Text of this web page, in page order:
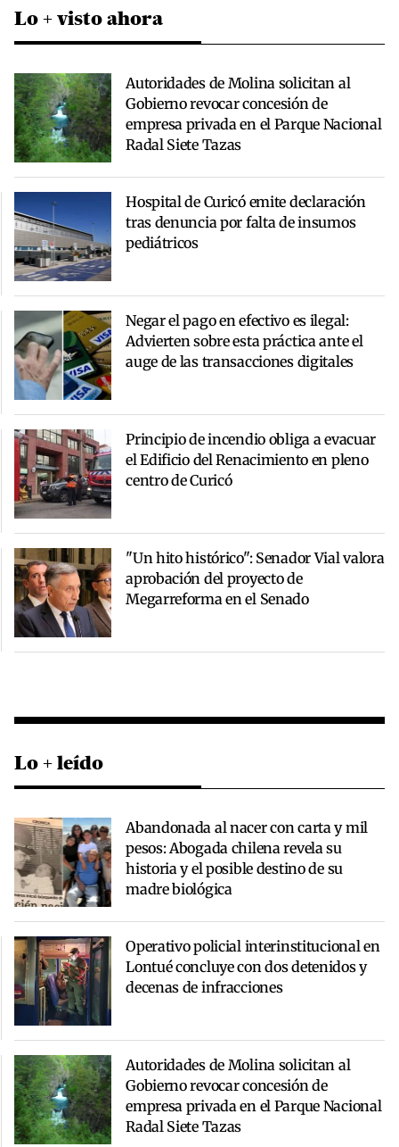
Lo + visto ahora
Autoridades de Molina solicitan al
Gobierno revocar concesión de
empresa privada en el Parque Nacional
Radal Siete Tazas
Hospital de Curicó emite declaración
tras denuncia por falta de insumos
pediátricos
Negar el pago en efectivo es ilegal:
Advierten sobre esta práctica ante el
auge de las transacciones digitales
Principio de incendio obliga a evacuar
el Edificio del Renacimiento en pleno
centro de Curicó
"Un hito histórico": Senador Vial valora
aprobación del proyecto de
Megarreforma en el Senado
Lo + leído
Abandonada al nacer con carta y mil
pesos: Abogada chilena revela su
historia y el posible destino de su
madre biológica
Operativo policial interinstitucional en
Lontué concluye con dos detenidos y
decenas de infracciones
Autoridades de Molina solicitan al
Gobierno revocar concesión de
empresa privada en el Parque Nacional
Radal Siete Tazas